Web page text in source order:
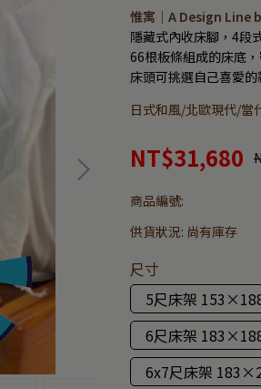
惟寓｜A Design Line
隱藏式內收床腳，4段
66根板條組成的床底
床頭可挑選自己喜愛的
日式和風/北歐現代/當
NT$31,680
商品編號:
供貨狀況: 尚有庫存
尺寸
5尺床架
6尺床架
6x7尺床架